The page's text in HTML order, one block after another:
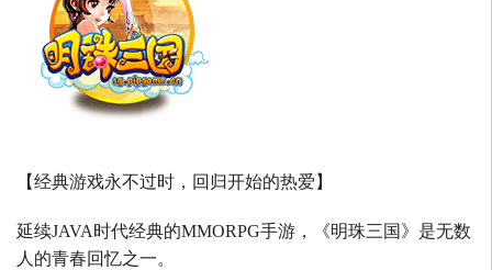
【经典游戏永不过时，回归开始的热爱】
延续JAVA时代经典的MMORPG手游，《明珠三国》是无数
人的青春回忆之一。